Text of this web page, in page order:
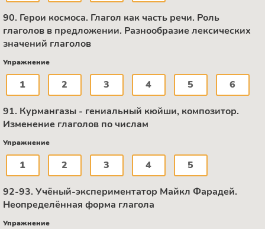
90. Герои космоса. Глагол как часть речи. Роль
глаголов в предложении. Разнообразие лексических
значений глаголов
Упражнение
1 2 3 4 5 6
91. Курмангазы - гениальный кюйши, композитор.
Изменение глаголов по числам
Упражнение
1 2 3 4 5
92-93. Учёный-экспериментатор Майкл Фарадей.
Неопределённая форма глагола
Упражнение